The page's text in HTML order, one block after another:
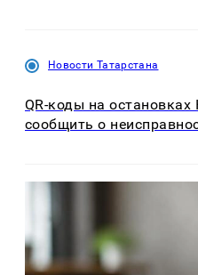
Новости Татарстана
QR-коды на остановках
сообщить о